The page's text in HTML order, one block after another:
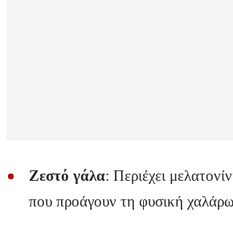
Ζεστό γάλα: Περιέχει
που προάγουν τη φυσική